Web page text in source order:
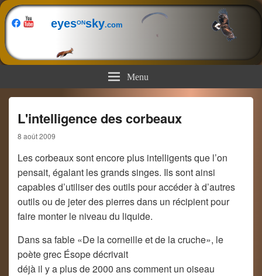
eyesONsky.com
Menu
L'intelligence des corbeaux
8 août 2009
Les corbeaux sont encore plus intelligents que l’on
pensait, égalant les grands singes. Ils sont ainsi
capables d’utiliser des outils pour accéder à d’autres
outils ou de jeter des pierres dans un récipient pour
faire monter le niveau du liquide.
Dans sa fable «De la corneille et de la cruche», le
poète grec Ésope décrivait
déjà il y a plus de 2000 ans comment un oiseau